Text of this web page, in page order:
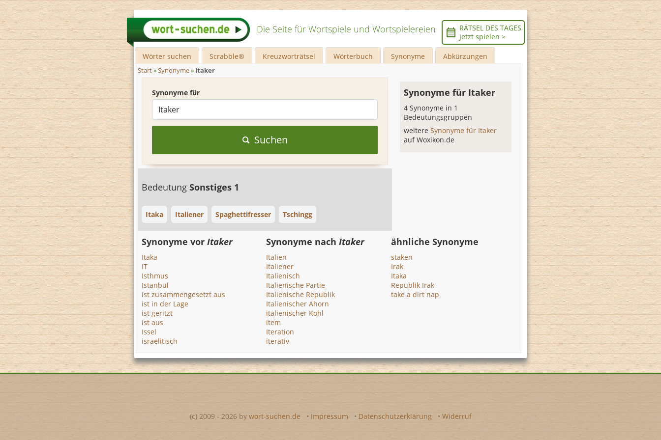
Die Seite für Wortspiele und Wortspielereien
RÄTSEL DES TAGES
Jetzt spielen >
Wörter suchen Scrabble® Kreuzworträtsel Wörterbuch Synonyme Abkürzungen
Start»Synonyme» Itaker
Synonyme für
Suchen
Bedeutung Sonstiges 1
Itaka Italiener Spaghettifresser Tschingg
Synonyme für Itaker
4 Synonyme in 1
Bedeutungsgruppen
weitereSynonyme für Itaker
auf Woxikon.de
Synonyme vor Itaker
Itaka
IT
Isthmus
Istanbul
ist zusammengesetzt aus
ist in der Lage
ist geritzt
ist aus
Issel
israelitisch
Synonyme nachItaker
Italien
Italiener
Italienisch
Italienische Partie
Italienische Republik
Italienischer Ahorn
italienischer Kohl
item
Iteration
iterativ
ähnliche Synonyme
staken
Irak
Itaka
Republik Irak
take a dirt nap
(c) 2009 - 2026 by wort-suchen.de • Impressum • Datenschutzerklärung • Widerruf